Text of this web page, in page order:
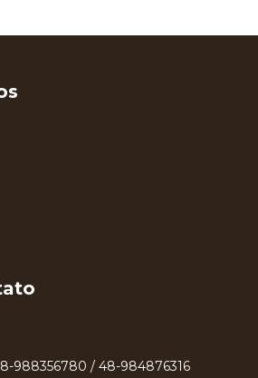
988356780 / 48-984876316